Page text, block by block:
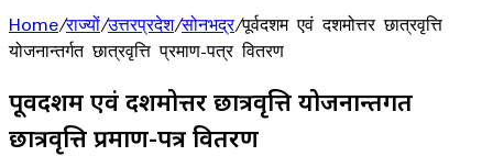
Home/राज्यों/उत्तरप्रदेश/सोनभद्र/पूर्वदशम एवं दशमोत्तर छात्रवृत्ति
योजनान्तर्गत छात्रवृत्ति प्रमाण-पत्र वितरण
पूर्वदशम एवं दशमोत्तर छात्रवृत्ति योजनान्तर्गत
छात्रवृत्ति प्रमाण-पत्र वितरण